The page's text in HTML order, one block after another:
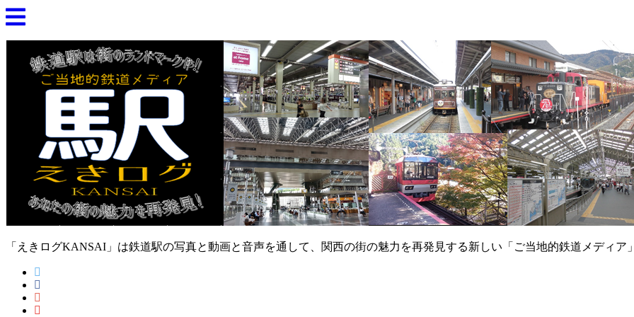
「えきログKANSAI」は鉄道駅の写真と動画と音声を通して、関西の街の魅力を再発見する新しい「ご当地的鉄道メディア